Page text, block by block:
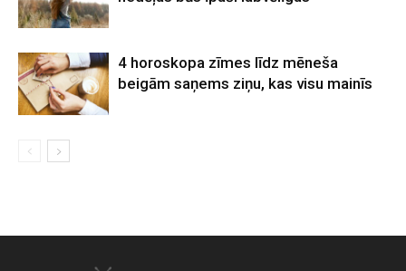
4 horoskopa zīmes līdz mēneša
beigām saņems ziņu, kas visu mainīs